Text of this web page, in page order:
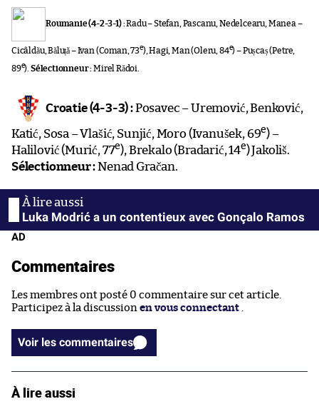
Roumanie (4-2-3-1) :Radu – Stefan, Pascanu, Nedelcearu, Manea –
Cicâldău, Băluță – Ivan (Coman, 73e), Hagi, Man (Oleru, 84e) – Pușcaș (Petre,
89e). Sélectionneur :Mirel Rădoi.
Croatie (4-3-3) :Posavec – Uremović, Benković,
Katić, Sosa – Vlašić, Sunjić, Moro (Ivanušek, 69e) –
Halilović (Murić, 77e), Brekalo (Bradarić, 14e) Jakoliš.
Sélectionneur :Nenad Gračan.
Luka Modrić a un contentieux avec Gonçalo Ramos
AD
Commentaires
Les membres ont posté 0 commentaire sur cet article.
Participez à la discussion en vous connectant
Voir les commentaires
À lire aussi